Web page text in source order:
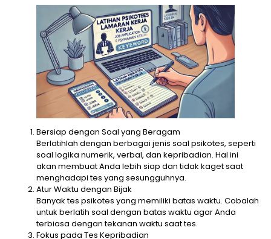
Bersiap dengan Soal yang Beragam
Berlatihlah dengan berbagai jenis soal psikotes, seperti
soal logika numerik, verbal, dan kepribadian. Hal ini
akan membuat Anda lebih siap dan tidak kaget saat
menghadapi tes yang sesungguhnya.
Atur Waktu dengan Bijak
Banyak tes psikotes yang memiliki batas waktu. Cobalah
untuk berlatih soal dengan batas waktu agar Anda
terbiasa dengan tekanan waktu saat tes.
Fokus pada Tes Kepribadian